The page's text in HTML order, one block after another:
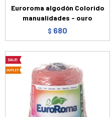
Euroroma algodón Colorido
manualidades - ouro
$ 680